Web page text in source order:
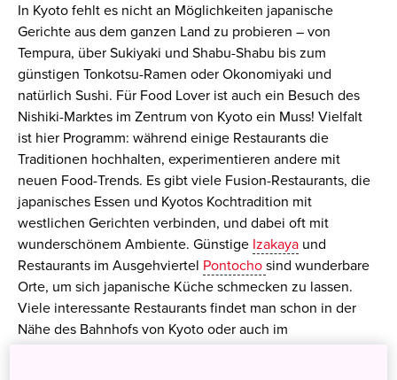
In Kyoto fehlt es nicht an Möglichkeiten japanische
Gerichte aus dem ganzen Land zu probieren – von
Tempura, über Sukiyaki und Shabu-Shabu bis zum
günstigen Tonkotsu-Ramen oder Okonomiyaki und
natürlich Sushi. Für Food Lover ist auch ein Besuch des
Nishiki-Marktes im Zentrum von Kyoto ein Muss! Vielfalt
ist hier Programm: während einige Restaurants die
Traditionen hochhalten, experimentieren andere mit
neuen Food-Trends. Es gibt viele Fusion-Restaurants, die
japanisches Essen und Kyotos Kochtradition mit
westlichen Gerichten verbinden, und dabei oft mit
wunderschönem Ambiente. Günstige Izakayaund
Restaurants im Ausgehviertel Pontocho sind wunderbare
Orte, um sich japanische Küche schmecken zu lassen.
Viele interessante Restaurants findet man schon in der
Nähe des Bahnhofs von Kyoto oder auch im
traditionsreichenGion-Viertel. Im Sommer bietet es sich